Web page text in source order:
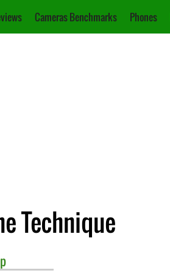
Cameras Benchmarks Phones
Technique